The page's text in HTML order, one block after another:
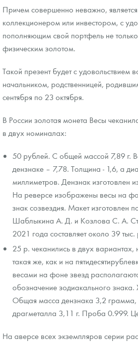
Причем совершенно неважно,
коллекционером или инвестором, с
пополняющим свой портфель не
физическим золотом.
Такой презент будет с удовольствием
начальником, родственницей,
сентября по 23 октября.
В России золотая монета Весы
в двух номиналах:
50 рублей. С общей массой 7,89 г.
дензнаке – 7,78. Толщина - 1,6, а
миллиметров. Дензнак изготовлен
На реверсе изображены весы на
знак созвездия. Макет изготовлен
Шаблыкина А. Д. и Козлова С. А.
2021 года составляет около 39 тыс.
25 р. чеканились в двух вариантах,
такая же, как и на
весами на фоне звезд
обозначение зодиакального
Общая масса дензнака 3,2 грамма,
драгметалла 3,11 г. Проба 0.999.
На аверсе всех экземпляров серии